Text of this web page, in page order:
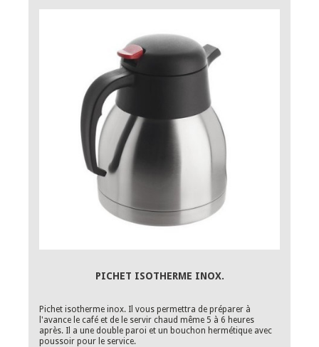
PICHET ISOTHERME INOX.
Pichet isotherme inox. Il vous permettra de préparer à
l'avance le café et de le servir chaud même 5 à 6 heures
après. Il a une double paroi et un bouchon hermétique avec
poussoir pour le service.